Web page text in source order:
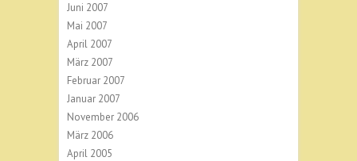
Juni 2007
Mai 2007
April 2007
März 2007
Februar 2007
Januar 2007
November 2006
März 2006
April 2005